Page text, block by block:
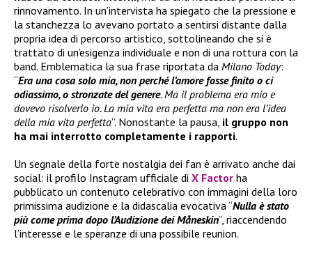
rinnovamento. In un’intervista ha spiegato che la pressione e
la stanchezza lo avevano portato a sentirsi distante dalla
propria idea di percorso artistico, sottolineando che si è
trattato di un’esigenza individuale e non di una rottura con la
band. Emblematica la sua frase riportata da Milano Today:
“Era una cosa solo mia, non perché l’amore fosse finito o ci
odiassimo, o stronzate del genere. Ma il problema era mio e
dovevo risolverlo io. La mia vita era perfetta ma non era l’idea
della mia vita perfetta”. Nonostante la pausa, il gruppo non
ha mai interrotto completamente i rapporti.
Un segnale della forte nostalgia dei fan è arrivato anche dai
social: il profilo Instagram ufficiale di X Factor ha
pubblicato un contenuto celebrativo con immagini della loro
primissima audizione e la didascalia evocativa “Nulla è stato
più come prima dopo l’Audizione dei Måneskin”, riaccendendo
l’interesse e le speranze di una possibile reunion.